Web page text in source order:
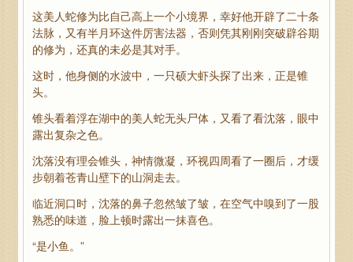
这美人蛇修为比自己高上一个小境界，幸好他开辟了二十条
法脉，又有半月环这件厉害法器，否则凭其刚刚突破辟谷期
的修为，还真的未必是其对手。
这时，他身侧的水波中，一只硕大虾头探了出来，正是锥
头。
锥头看着浮在湖中的美人蛇无头尸体，又看了看沈落，眼中
露出复杂之色。
沈落没有理会锥头，神情微凝，环视四周看了一圈后，才缓
步朝着苍青山壁下的山洞走去。
临近洞口时，沈落的鼻子忽然皱了皱，在空气中嗅到了一股
熟悉的味道，脸上顿时露出一抹喜色。
“是小鱼。”